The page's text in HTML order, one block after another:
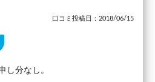
口コミ投稿日：2018/06/15
し分なし。